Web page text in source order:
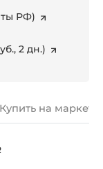
РФ)
2 дн.)
Купить на